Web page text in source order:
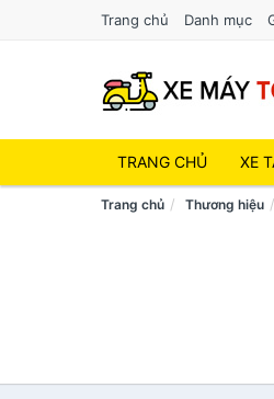
Trang chủ Danh mục
TRANG CHỦ XE
Trang chủ Thương hiệu